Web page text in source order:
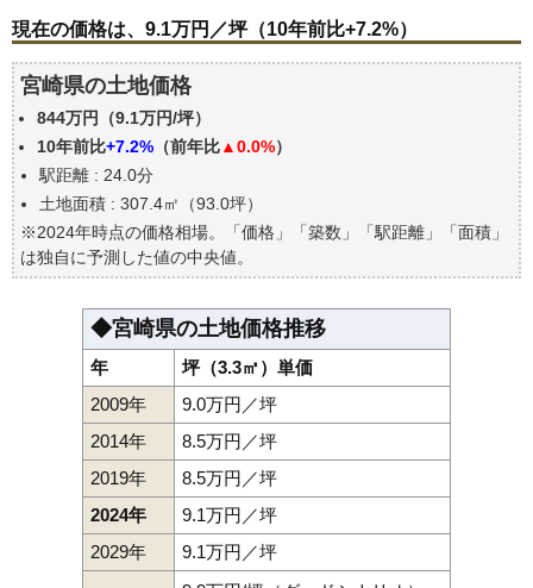
価格を詳細に分析しよう
宮崎県の土地の過去の売買事例
公示地価はいくら
エリアの将来性を人口予想から検討しよう
自分の年収でいくらの不動産が買える？
現在の価格は、9.1万円／坪（10年前比+7.2%）
宮崎県の土地価格
844万円（9.1万円/坪）
10年前比+7.2% （前年比▲0.0%）
駅距離 : 24.0分
土地面積 : 307.4㎡（93.0坪）
※2024年時点の価格相場。「価格」「築数」「駅距離」「面積」
は独自に予測した値の中央値。
◆宮崎県の土地価格推移
年
坪（3.3㎡）単価
2009年
9.0万円／坪
2014年
8.5万円／坪
2019年
8.5万円／坪
2024年
9.1万円／坪
2029年
9.1万円／坪